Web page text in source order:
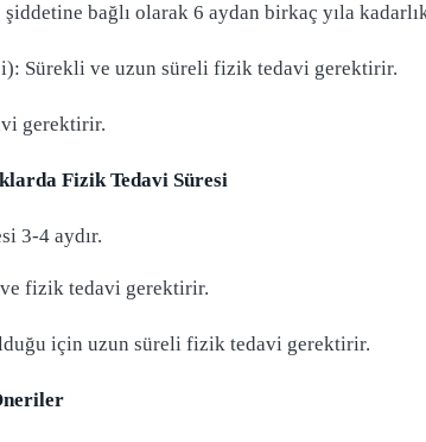
bağlı olarak 6 aydan birkaç yıla
Sürekli ve uzun süreli fizik tedavi gerektirir.
gerektirir.
Fizik Tedavi Süresi
3-4 aydır.
fizik tedavi gerektirir.
için uzun süreli fizik tedavi gerektirir.